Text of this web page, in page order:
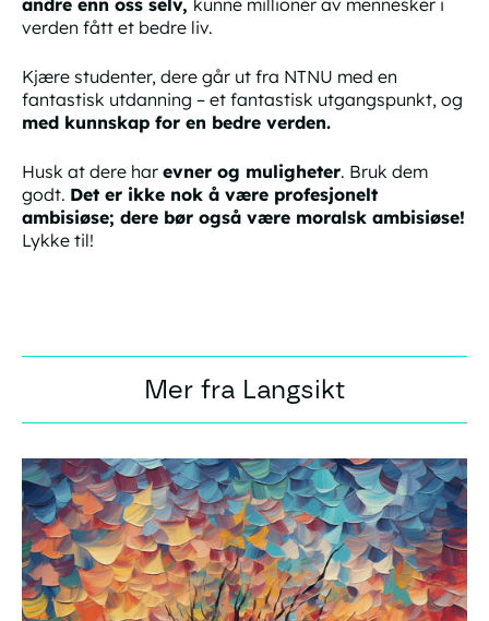
andre enn oss selv, kunne millioner av mennesker i
verden fått et bedre liv.
Kjære studenter, dere går ut fra NTNU med en
fantastisk utdanning – et fantastisk utgangspunkt, og
med kunnskap for en bedre verden.
Husk at dere har evner og muligheter. Bruk dem
godt. Det er ikke nok å være profesjonelt
ambisiøse; dere bør også være moralsk ambisiøse!
Lykke til!
Mer fra Langsikt